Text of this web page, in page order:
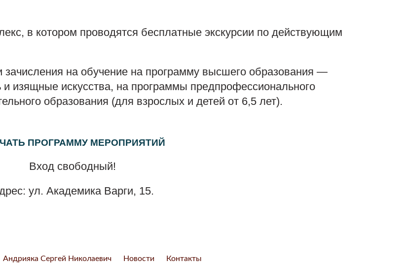
в котором проводятся бесплатные экскурсии по действующим
на обучение на программу высшего образования —
изящные искусства, на программы предпрофессионального
образования (для взрослых и детей от 6,5 лет).
ПРОГРАММУ МЕРОПРИЯТИЙ
Вход свободный!
ул. Академика Варги, 15.
Андрияка Сергей Николаевич Новости Контакты